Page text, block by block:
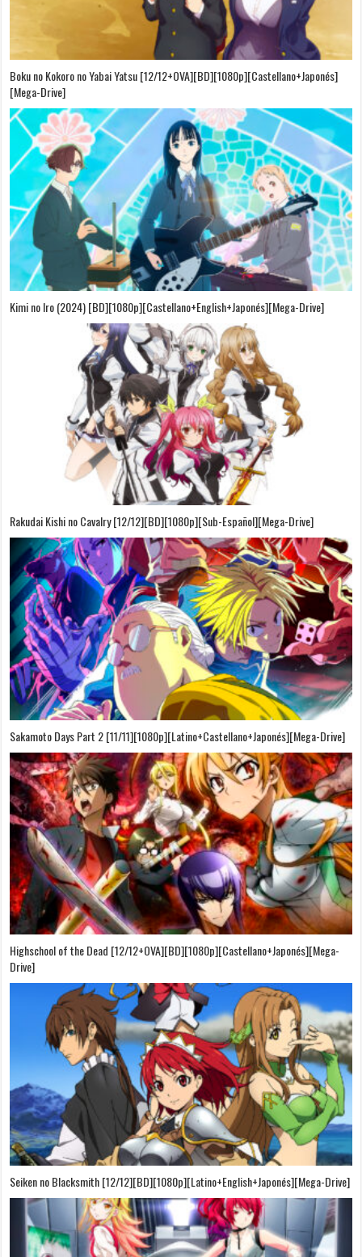
Boku no Kokoro no Yabai Yatsu [12/12+OVA][BD][1080p][Castellano+Japonés]
[Mega-Drive]
Kimi no Iro (2024) [BD][1080p][Castellano+English+Japonés][Mega-Drive]
Rakudai Kishi no Cavalry [12/12][BD][1080p][Sub-Español][Mega-Drive]
Sakamoto Days Part 2 [11/11][1080p][Latino+Castellano+Japonés][Mega-Drive]
Highschool of the Dead [12/12+OVA][BD][1080p][Castellano+Japonés][Mega-
Drive]
Seiken no Blacksmith [12/12][BD][1080p][Latino+English+Japonés][Mega-Drive]